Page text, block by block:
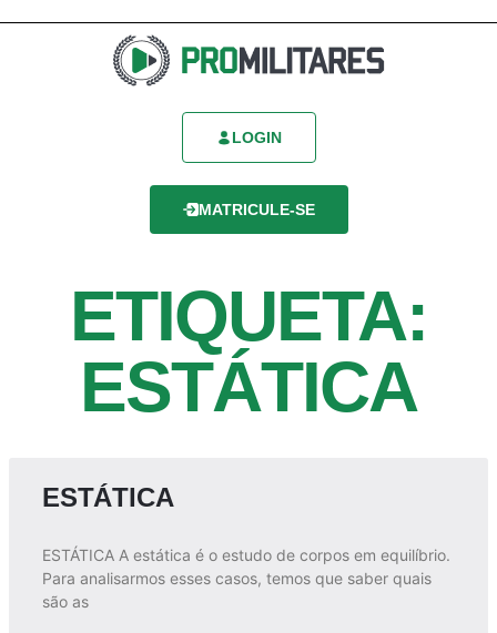
LOGIN
MATRICULE-SE
ETIQUETA:
ESTÁTICA
ESTÁTICA
ESTÁTICA A estática é o estudo de corpos em equilíbrio.
Para analisarmos esses casos, temos que saber quais
são as